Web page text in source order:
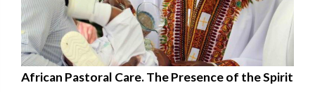
African Pastoral Care. The Presence of the Spirit